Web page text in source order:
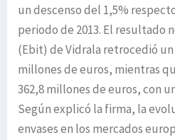
un descenso del 1,5%
periodo de 2013. El resultado
(Ebit) de Vidrala retrocedió un
millones de euros, mientras
362,8 millones de euros, con
Según explicó la firma, la
envases en los mercados